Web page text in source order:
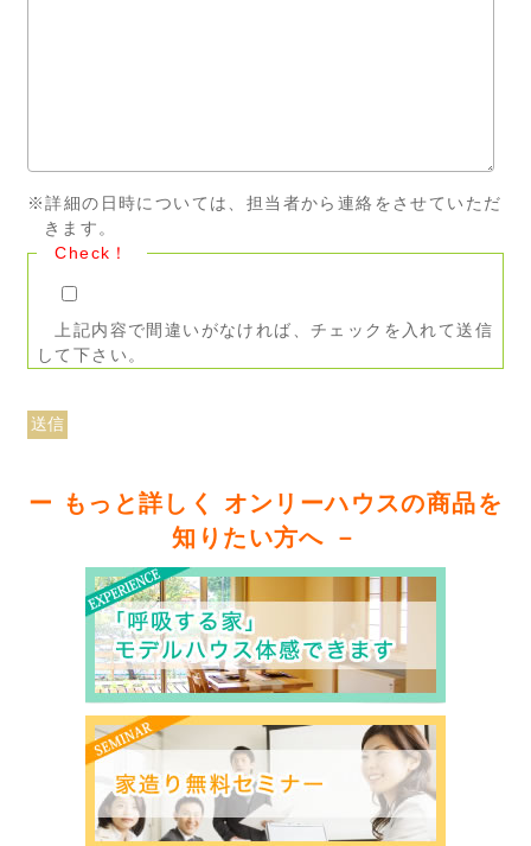
※詳細の日時については、担当者から連絡をさせていただ
きます。
Check！
上記内容で間違いがなければ、チェックを入れて送信
して下さい。
ー もっと詳しく オンリーハウスの商品を
知りたい方へ －